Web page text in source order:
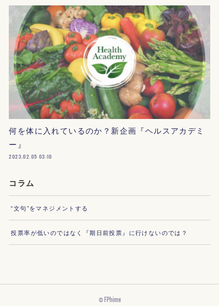
何を体に入れているのか？新企画『ヘルスアカデミ
ー』
2023.02.05 03:10
コラム
“文句”をマネジメントする
投票率が低いのではなく『期日前投票』に行けないのでは？
© FPhime